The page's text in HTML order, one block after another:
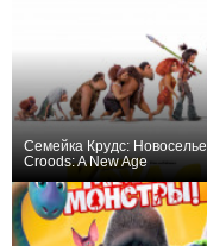
Семейка Крудс:
Croods: A New Age